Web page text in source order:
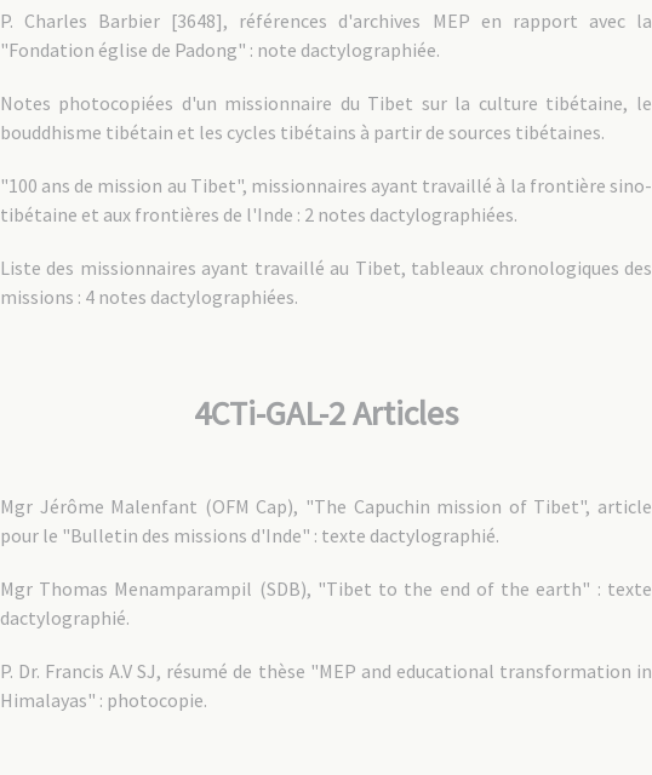
P. Charles Barbier [3648], références d'archives MEP en rapport avec la
"Fondation église de Padong" : note dactylographiée.
Notes photocopiées d'un missionnaire du Tibet sur la culture tibétaine, le
bouddhisme tibétain et les cycles tibétains à partir de sources tibétaines.
"100 ans de mission au Tibet", missionnaires ayant travaillé à la frontière sino-
tibétaine et aux frontières de l'Inde : 2 notes dactylographiées.
Liste des missionnaires ayant travaillé au Tibet, tableaux chronologiques des
missions : 4 notes dactylographiées.
4CTi-GAL-2 Articles
Mgr Jérôme Malenfant (OFM Cap), "The Capuchin mission of Tibet", article
pour le "Bulletin des missions d'Inde" : texte dactylographié.
Mgr Thomas Menamparampil (SDB), "Tibet to the end of the earth" : texte
dactylographié.
P. Dr. Francis A.V SJ, résumé de thèse "MEP and educational transformation in
Himalayas" : photocopie.